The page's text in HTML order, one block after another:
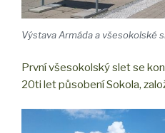
Výstava Armáda a všesokolské
První všesokolský slet se
20ti let působení Sokola,